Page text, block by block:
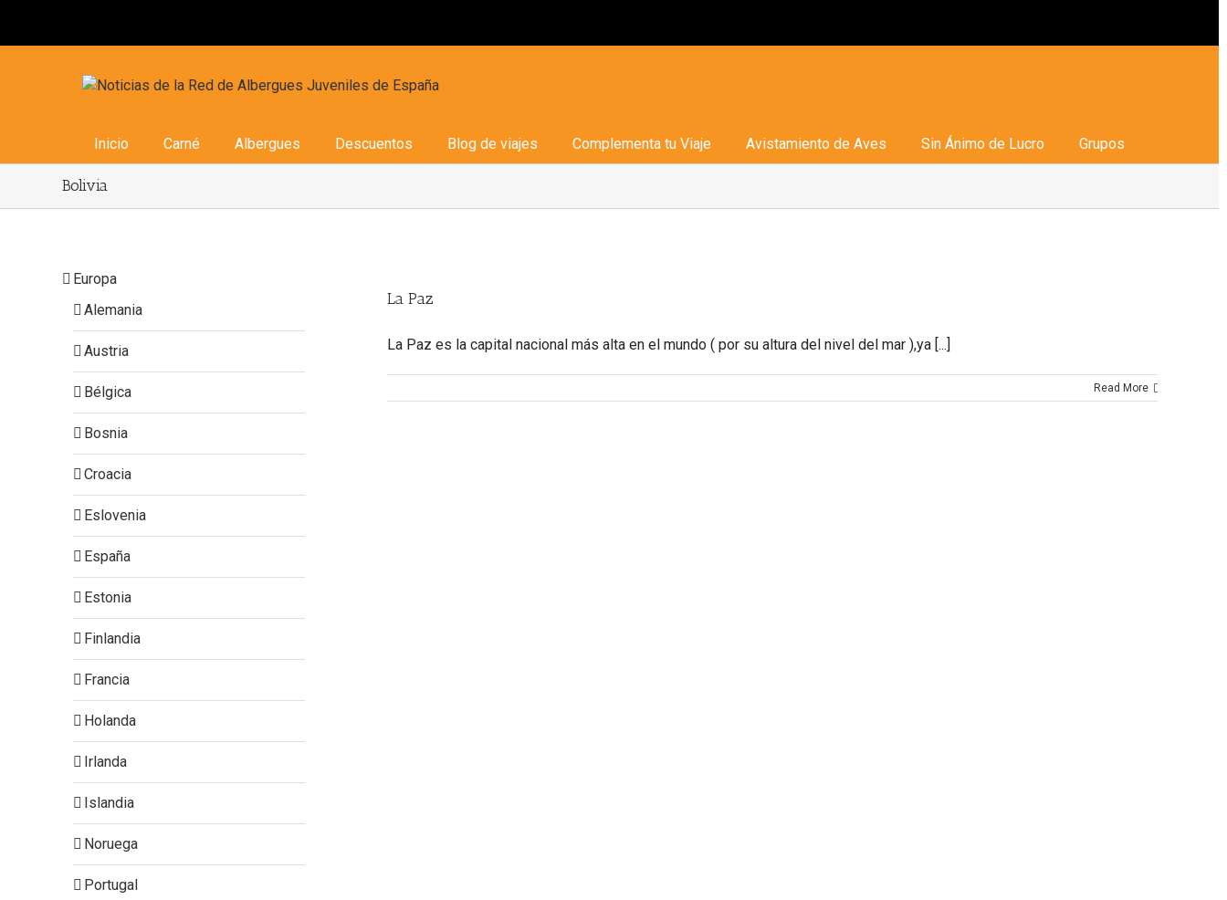
Inicio Carné Albergues Descuentos Blog de viajes Complementa tu Viaje Avistamiento de Aves Sin Ánimo de Lucro Grupos
Bolivia
La Paz
La Paz es la capital nacional más alta en el mundo ( por su altura del nivel del mar ),ya [...]
Read More
Europa
Alemania
Austria
Bélgica
Bosnia
Croacia
Eslovenia
España
Estonia
Finlandia
Francia
Holanda
Irlanda
Islandia
Noruega
Portugal